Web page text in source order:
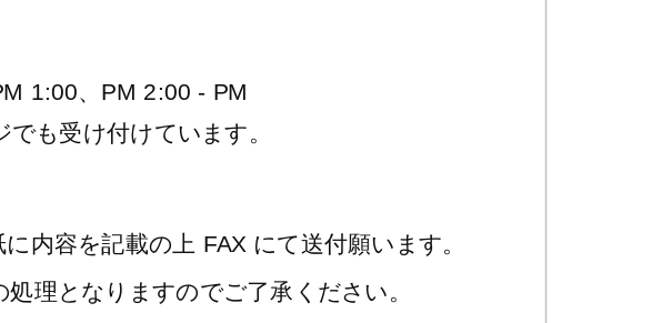
1:00、 PM 2:00 - PM
も受け付けています。
に内容を記載の上 FAX にて送付願います。
理となりますのでご了承ください。